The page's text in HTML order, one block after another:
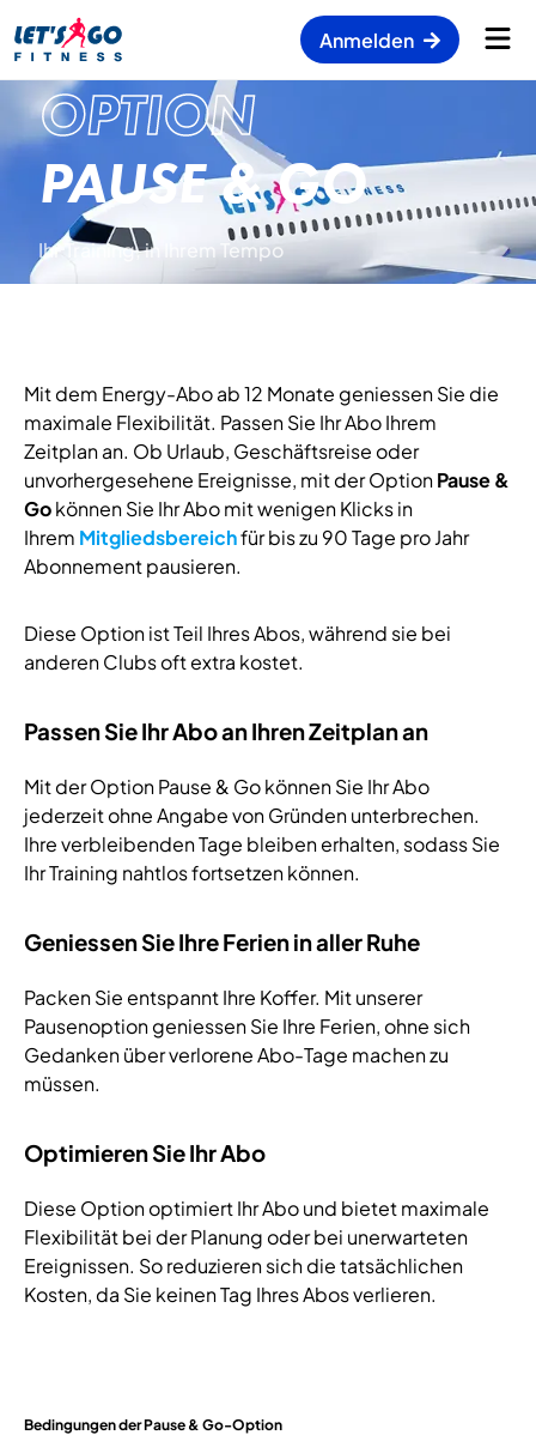
Anmelden
OPTION
PAUSE & GO
Ihr Training, in Ihrem Tempo
Mit dem Energy-Abo ab 12 Monate geniessen Sie die
maximale Flexibilität. Passen Sie Ihr Abo Ihrem
Zeitplan an. Ob Urlaub, Geschäftsreise oder
unvorhergesehene Ereignisse, mit der OptionPause &
Gokönnen Sie Ihr Abo mit wenigen Klicks in
Ihrem Mitgliedsbereichfür bis zu 90 Tage pro Jahr
Abonnement pausieren.
Diese Option ist Teil Ihres Abos, während sie bei
anderen Clubs oft extra kostet.
Passen Sie Ihr Abo an Ihren Zeitplan an
Mit der Option Pause & Go können Sie Ihr Abo
jederzeit ohne Angabe von Gründen unterbrechen.
Ihre verbleibenden Tage bleiben erhalten, sodass Sie
Ihr Training nahtlos fortsetzen können.
Geniessen Sie Ihre Ferien in aller Ruhe
Packen Sie entspannt Ihre Koffer. Mit unserer
Pausenoption geniessen Sie Ihre Ferien, ohne sich
Gedanken über verlorene Abo-Tage machen zu
müssen.
Optimieren Sie Ihr Abo
Diese Option optimiert Ihr Abo und bietet maximale
Flexibilität bei der Planung oder bei unerwarteten
Ereignissen. So reduzieren sich die tatsächlichen
Kosten, da Sie keinen Tag Ihres Abos verlieren.
Bedingungen der Pause & Go-Option